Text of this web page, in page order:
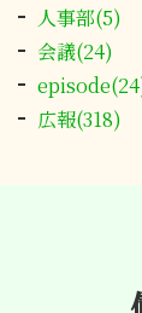
人事部(5)
会議(24)
広報(318)